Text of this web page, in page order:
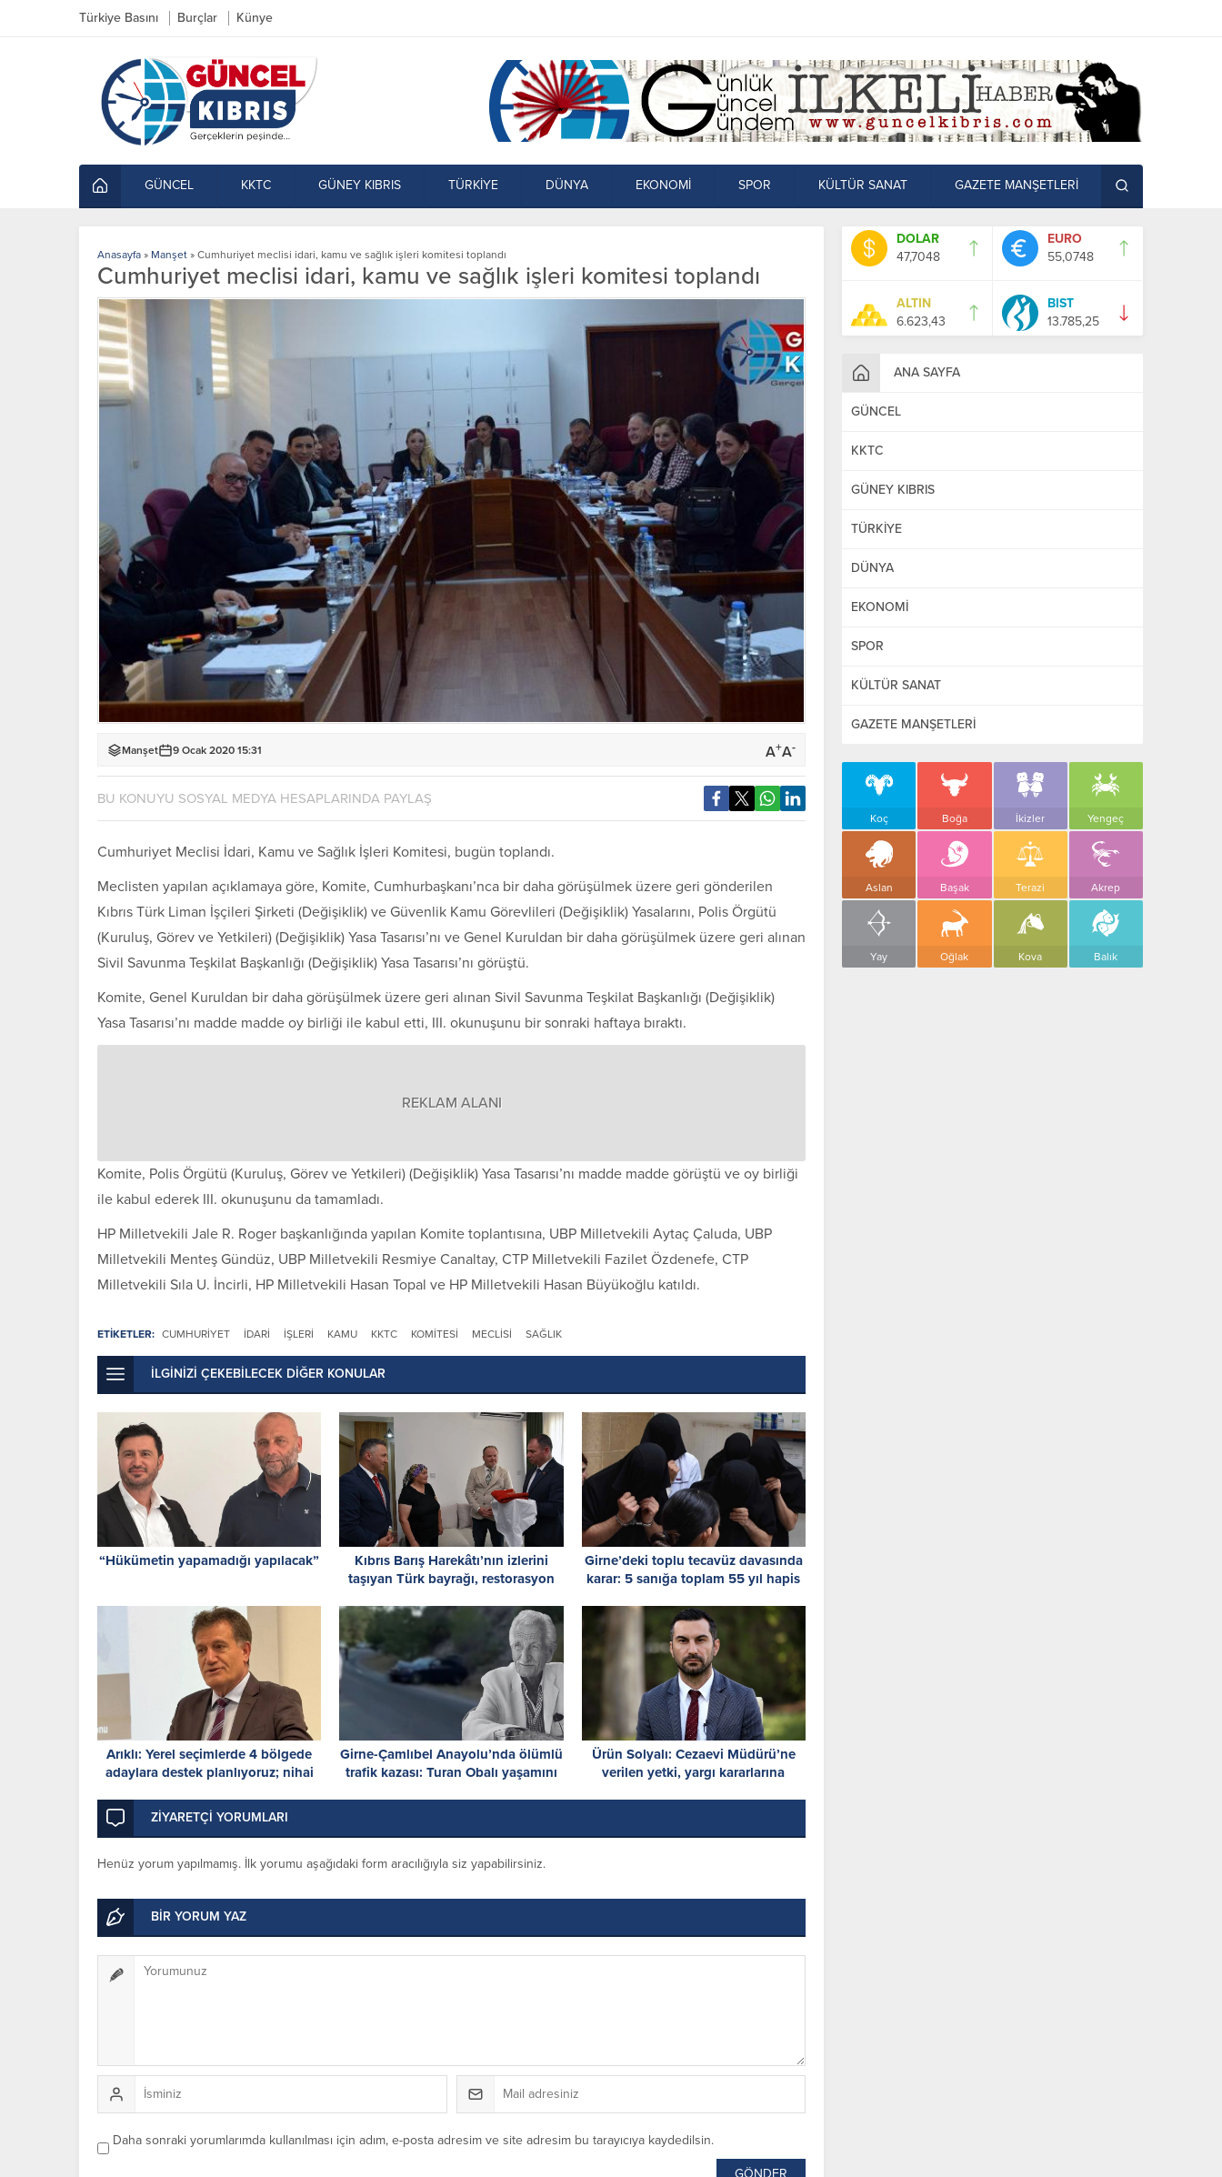
Türkiye Basını Burçlar Künye
GÜNCEL KKTC GÜNEY KIBRIS TÜRKİYE DÜNYA EKONOMİ SPOR KÜLTÜR SANAT GAZETE MANŞETLERİ
DOLAR
47,7048
EURO
55,0748
ALTIN
6.623,43
BIST
13.785,25
ANA SAYFA
GÜNCEL
KKTC
GÜNEY KIBRIS
TÜRKİYE
DÜNYA
EKONOMİ
SPOR
KÜLTÜR SANAT
GAZETE MANŞETLERİ
Koç Boğa İkizler Yengeç
Aslan Başak Terazi Akrep
Yay Oğlak Kova Balık
Anasayfa » Manşet » Cumhuriyet meclisi idari, kamu ve sağlık işleri komitesi toplandı
Cumhuriyet meclisi idari, kamu ve sağlık işleri komitesi toplandı
Manşet 9 Ocak 2020 15:31 A+A-
BU KONUYU SOSYAL MEDYA HESAPLARINDA PAYLAŞ
Cumhuriyet Meclisi İdari, Kamu ve Sağlık İşleri Komitesi, bugün toplandı.
Meclisten yapılan açıklamaya göre, Komite, Cumhurbaşkanı’nca bir daha görüşülmek üzere geri gönderilen
Kıbrıs Türk Liman İşçileri Şirketi (Değişiklik) ve Güvenlik Kamu Görevlileri (Değişiklik) Yasalarını, Polis Örgütü
(Kuruluş, Görev ve Yetkileri) (Değişiklik) Yasa Tasarısı’nı ve Genel Kuruldan bir daha görüşülmek üzere geri alınan
Sivil Savunma Teşkilat Başkanlığı (Değişiklik) Yasa Tasarısı’nı görüştü.
Komite, Genel Kuruldan bir daha görüşülmek üzere geri alınan Sivil Savunma Teşkilat Başkanlığı (Değişiklik)
Yasa Tasarısı’nı madde madde oy birliği ile kabul etti, III. okunuşunu bir sonraki haftaya bıraktı.
REKLAM ALANI
Komite, Polis Örgütü (Kuruluş, Görev ve Yetkileri) (Değişiklik) Yasa Tasarısı’nı madde madde görüştü ve oy birliği
ile kabul ederek III. okunuşunu da tamamladı.
HP Milletvekili Jale R. Roger başkanlığında yapılan Komite toplantısına, UBP Milletvekili Aytaç Çaluda, UBP
Milletvekili Menteş Gündüz, UBP Milletvekili Resmiye Canaltay, CTP Milletvekili Fazilet Özdenefe, CTP
Milletvekili Sıla U. İncirli, HP Milletvekili Hasan Topal ve HP Milletvekili Hasan Büyükoğlu katıldı.
ETİKETLER: CUMHURİYET İDARI İŞLERİ KAMU KKTC KOMITESI MECLISI SAĞLIK
İLGİNİZİ ÇEKEBİLECEK DİĞER KONULAR
“Hükümetin yapamadığı yapılacak”
Kıbrıs Barış Harekâtı’nın izlerini
taşıyan Türk bayrağı, restorasyon
Girne’deki toplu tecavüz davasında
karar: 5 sanığa toplam 55 yıl hapis
Arıklı: Yerel seçimlerde 4 bölgede
adaylara destek planlıyoruz; nihai
Girne-Çamlıbel Anayolu’nda ölümlü
trafik kazası: Turan Obalı yaşamını
Ürün Solyalı: Cezaevi Müdürü’ne
verilen yetki, yargı kararlarına
ZİYARETÇİ YORUMLARI
Henüz yorum yapılmamış. İlk yorumu aşağıdaki form aracılığıyla siz yapabilirsiniz.
BİR YORUM YAZ
Daha sonraki yorumlarımda kullanılması için adım, e-posta adresim ve site adresim bu tarayıcıya kaydedilsin.